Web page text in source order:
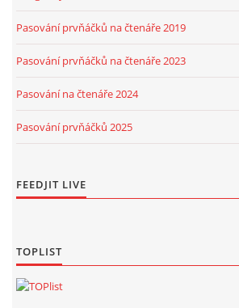
Pasování prvňáčků na čtenáře 2019
Pasování prvňáčků na čtenáře 2023
Pasování na čtenáře 2024
Pasování prvňáčků 2025
FEEDJIT LIVE
TOPLIST